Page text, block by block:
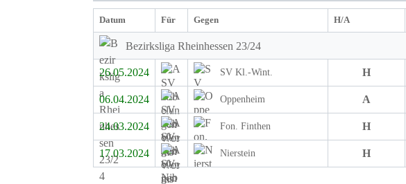
Datum Für Gegen H/A
Bezirksliga Rheinhessen 23/24
26.05.2024 SV Kl.-Wint. H
06.04.2024 Oppenheim A
24.03.2024 Fon. Finthen H
17.03.2024 Nierstein H